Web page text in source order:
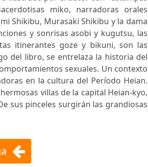
miko, narradoras orales
Shikibu, Murasaki Shikibu y la dama
y sonrisas asobi y kugutsu, las
itinerantes goze y bikuni, son las
del libro, se entrelaza la historia del
sexuales. Un contexto
en la cultura del Período Heian.
villas de la capital Heian-kyo,
sus pinceles surgirán las grandiosas